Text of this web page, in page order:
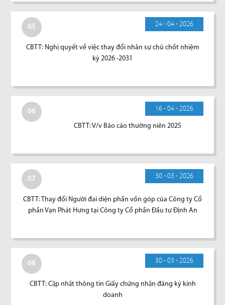
05 24 - 04 - 2026
CBTT: Nghị quyết về việc thay đổi nhân sự chủ chốt nhiệm
kỳ 2026 -2031
06 16 - 04 - 2026
CBTT: V/v Báo cáo thường niên 2025
07 30 - 03 - 2026
CBTT: Thay đổi Người đai diện phần vốn góp của Công ty Cổ
phần Vạn Phát Hưng tại Công ty Cổ phần Đầu tư Định An
08 30 - 03 - 2026
CBTT: Cập nhật thông tin Giấy chứng nhận đăng ký kinh
doanh